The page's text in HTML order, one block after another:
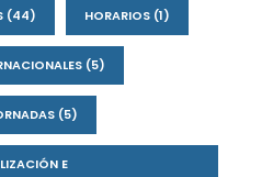
(44) HORARIOS (1)
(5)
(5)
E